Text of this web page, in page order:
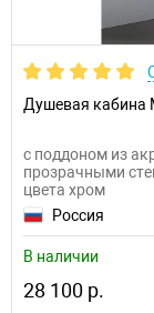
Душевая кабина
с поддоном из
прозрачными
цвета хром
Россия
В наличии
28 100 р.